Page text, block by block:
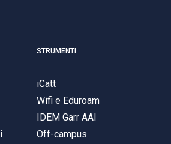
STRUMENTI
iCatt
Wifi e Eduroam
IDEM Garr AAI
Off-campus